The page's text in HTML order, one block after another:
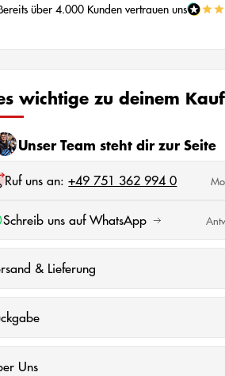
über 4.000 Kunden vertrauen uns
wichtige zu deinem Kauf
Unser Team steht dir zur Seite
Ruf uns an:+49 751 362 994 0
Schreib uns auf WhatsApp
& Lieferung
Uns